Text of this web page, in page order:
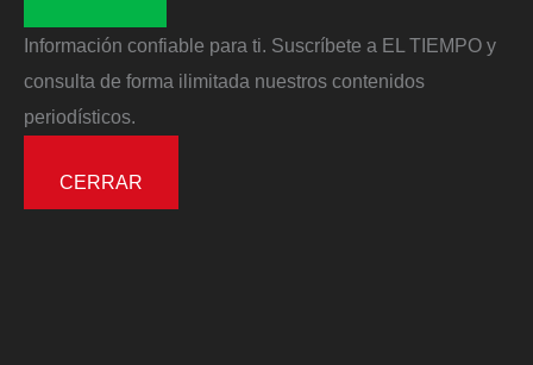
Información confiable para ti. Suscríbete a EL TIEMPO y
consulta de forma ilimitada nuestros contenidos
periodísticos.
CERRAR